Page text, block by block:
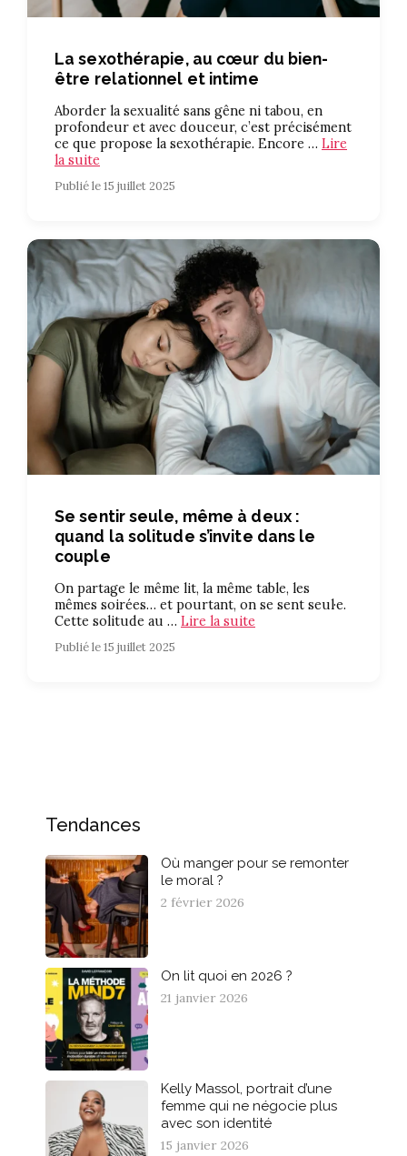
La sexothérapie, au cœur du bien-
être relationnel et intime
Aborder la sexualité sans gêne ni tabou, en
profondeur et avec douceur, c’est précisément
ce que propose la sexothérapie. Encore … Lire
la suite
Publié le 15 juillet 2025
Se sentir seule, même à deux :
quand la solitude s’invite dans le
couple
On partage le même lit, la même table, les
mêmes soirées… et pourtant, on se sent seul·e.
Cette solitude au … Lire la suite
Publié le 15 juillet 2025
Tendances
Où manger pour se remonter
le moral ?
2 février 2026
On lit quoi en 2026 ?
21 janvier 2026
Kelly Massol, portrait d’une
femme qui ne négocie plus
avec son identité
15 janvier 2026